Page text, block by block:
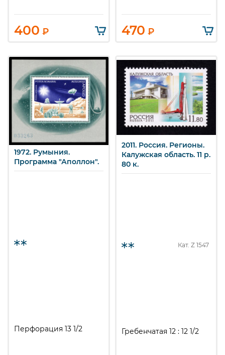
400 ₽ 470 ₽
1972. Румыния.
Программа "Аполлон".
Перфорация 13 1/2
2011. Россия. Регионы.
Калужская область. 11 р.
80 к.
Кат. Z 1547
Гребенчатая 12 : 12 1/2